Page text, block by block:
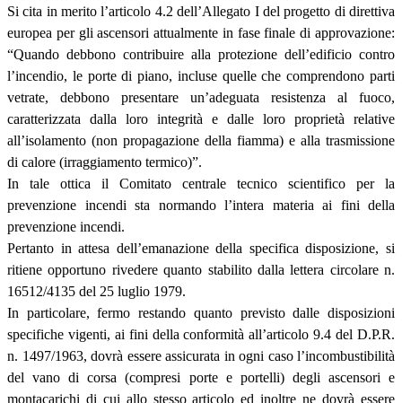
Si cita in merito l’articolo 4.2 dell’Allegato I del progetto di direttiva
europea per gli ascensori attualmente in fase finale di approvazione:
“Quando debbono contribuire alla protezione dell’edificio contro
l’incendio, le porte di piano, incluse quelle che comprendono parti
vetrate, debbono presentare un’adeguata resistenza al fuoco,
caratterizzata dalla loro integrità e dalle loro proprietà relative
all’isolamento (non propagazione della fiamma) e alla trasmissione
di calore (irraggiamento termico)”.
In tale ottica il Comitato centrale tecnico scientifico per la
prevenzione incendi sta normando l’intera materia ai fini della
prevenzione incendi.
Pertanto in attesa dell’emanazione della specifica disposizione, si
ritiene opportuno rivedere quanto stabilito dalla lettera circolare n.
16512/4135 del 25 luglio 1979.
In particolare, fermo restando quanto previsto dalle disposizioni
specifiche vigenti, ai fini della conformità all’articolo 9.4 del D.P.R.
n. 1497/1963, dovrà essere assicurata in ogni caso l’incombustibilità
del vano di corsa (compresi porte e portelli) degli ascensori e
montacarichi di cui allo stesso articolo ed inoltre ne dovrà essere